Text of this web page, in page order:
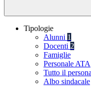
Tipologie
Alunni 1
Docenti 2
Famiglie
Personale ATA
Tutto il
Albo sindacale